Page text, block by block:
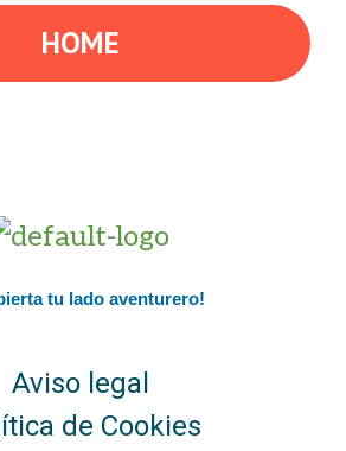
HOME
tu lado aventurero!
Aviso legal
de Cookies